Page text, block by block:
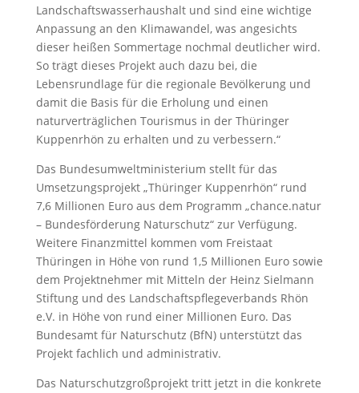
Landschaftswasserhaushalt und sind eine wichtige
Anpassung an den Klimawandel, was angesichts
dieser heißen Sommertage nochmal deutlicher wird.
So trägt dieses Projekt auch dazu bei, die
Lebensrundlage für die regionale Bevölkerung und
damit die Basis für die Erholung und einen
naturverträglichen Tourismus in der Thüringer
Kuppenrhön zu erhalten und zu verbessern.“
Das Bundesumweltministerium stellt für das
Umsetzungsprojekt „Thüringer Kuppenrhön“ rund
7,6 Millionen Euro aus dem Programm „chance.natur
– Bundesförderung Naturschutz“ zur Verfügung.
Weitere Finanzmittel kommen vom Freistaat
Thüringen in Höhe von rund 1,5 Millionen Euro sowie
dem Projektnehmer mit Mitteln der Heinz Sielmann
Stiftung und des Landschaftspflegeverbands Rhön
e.V. in Höhe von rund einer Millionen Euro. Das
Bundesamt für Naturschutz (BfN) unterstützt das
Projekt fachlich und administrativ.
Das Naturschutzgroßprojekt tritt jetzt in die konkrete